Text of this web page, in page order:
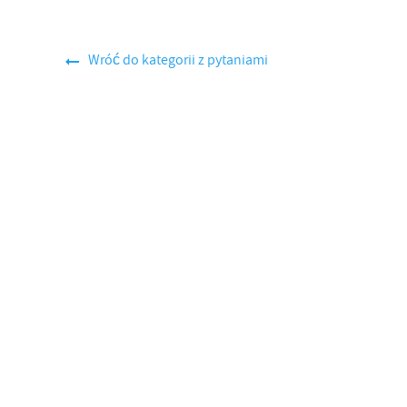
Wróć do kategorii z pytaniami